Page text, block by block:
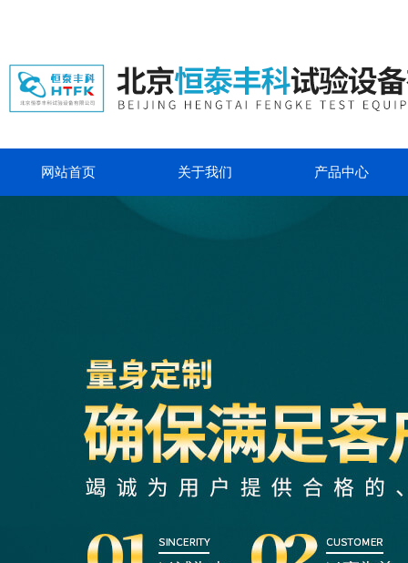
网站首页 关于我们 产品中心